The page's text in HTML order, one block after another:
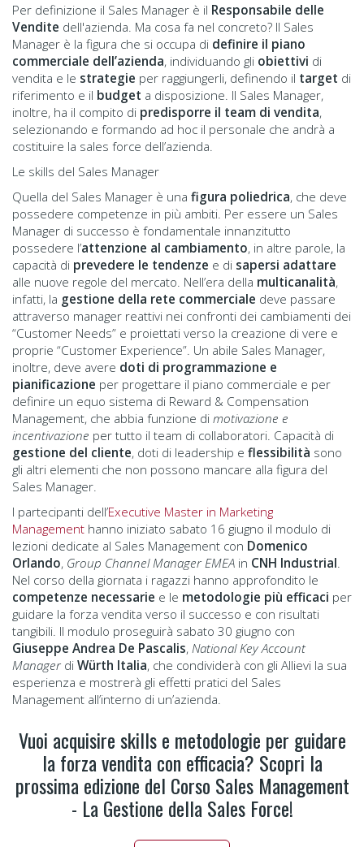
Per definizione il Sales Manager è il Responsabile delle
Vendite dell'azienda. Ma cosa fa nel concreto? Il Sales
Manager è la figura che si occupa di definire il piano
commerciale dell’azienda, individuando gli obiettivi di
vendita e le strategie per raggiungerli, definendo il target di
riferimento e il budget a disposizione. Il Sales Manager,
inoltre, ha il compito di predisporre il team di vendita,
selezionando e formando ad hoc il personale che andrà a
costituire la sales force dell’azienda.
Le skills del Sales Manager
Quella del Sales Manager è una figura poliedrica, che deve
possedere competenze in più ambiti. Per essere un Sales
Manager di successo è fondamentale innanzitutto
possedere l’attenzione al cambiamento, in altre parole, la
capacità di prevedere le tendenze e di sapersi adattare
alle nuove regole del mercato. Nell’era della multicanalità,
infatti, la gestione della rete commerciale deve passare
attraverso manager reattivi nei confronti dei cambiamenti dei
“Customer Needs” e proiettati verso la creazione di vere e
proprie “Customer Experience”. Un abile Sales Manager,
inoltre, deve avere doti di programmazione e
pianificazione per progettare il piano commerciale e per
definire un equo sistema di Reward & Compensation
Management, che abbia funzione di motivazione e
incentivazione per tutto il team di collaboratori. Capacità di
gestione del cliente, doti di leadership e flessibilità sono
gli altri elementi che non possono mancare alla figura del
Sales Manager.
I partecipanti dell’Executive Master in Marketing
Management hanno iniziato sabato 16 giugno il modulo di
lezioni dedicate al Sales Management con Domenico
Orlando, Group Channel Manager EMEA in CNH Industrial
Nel corso della giornata i ragazzi hanno approfondito le
competenze necessarie e le metodologie più efficaci per
guidare la forza vendita verso il successo e con risultati
tangibili. Il modulo proseguirà sabato 30 giugno con
Giuseppe Andrea De Pascalis, National Key Account
Managerdi Würth Italia, che condividerà con gli Allievi la sua
esperienza e mostrerà gli effetti pratici del Sales
Management all’interno di un’azienda.
Vuoi acquisire skills e metodologie per guidare
la forza vendita con efficacia? Scopri la
prossima edizione del Corso Sales Management
- La Gestione della Sales Force!